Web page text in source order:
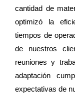
cantidad de
optimizó la
tiempos de
de nuestros
reuniones y
adaptación
expectativas de